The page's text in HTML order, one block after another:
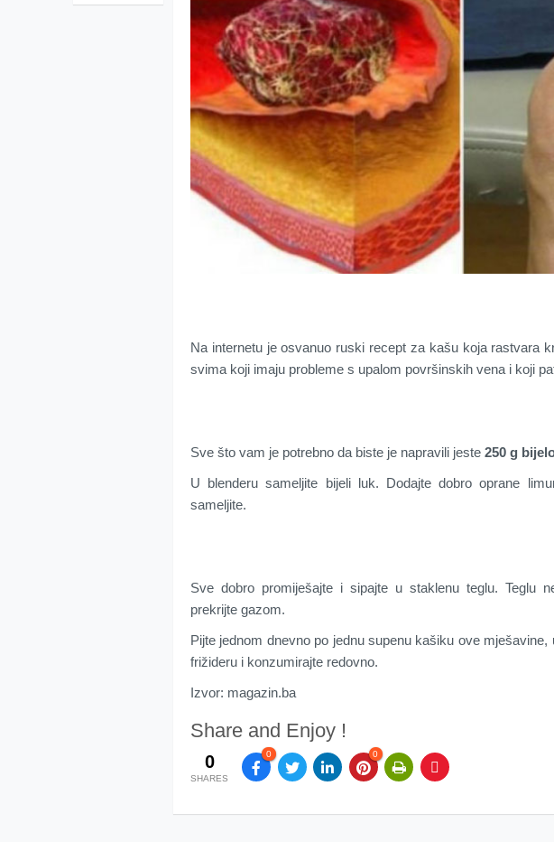
Na internetu je osvanuo ruski recept za kašu koja rastvara
svima koji imaju probleme s upalom površinskih vena i koji
Sve što vam je potrebno da biste je napravili jeste 250 g
U blenderu sameljite bijeli luk. Dodajte dobro oprane
sameljite.
Sve dobro promiješajte i sipajte u staklenu teglu. Teglu
prekrijte gazom.
Pijte jednom dnevno po jednu supenu kašiku ove
frižideru i konzumirajte redovno.
Izvor: magazin.ba
Share and Enjoy !
0
SHARES
0 0